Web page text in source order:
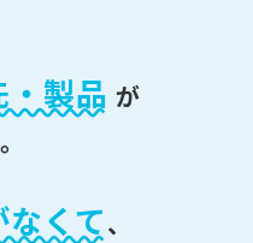
・製品 が
くて、